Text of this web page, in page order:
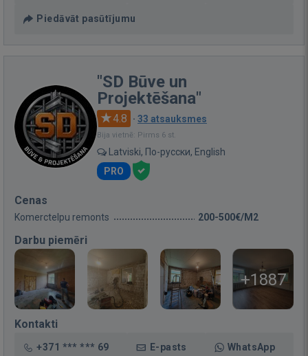
Piedāvāt pasūtījumu
"SD Būve un
Projektēšana"
4.8 · 33 atsauksmes
Bija vietnē: Pirms 6 st.
Latviski, По-русски, English
PRO
Cenas
Komerctelpu remonts 200-500€/M2
Darbu piemēri
+1887
Kontakti
+371 *** *** 69 E-pasts WhatsApp